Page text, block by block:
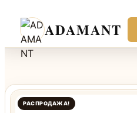
Перейти
содержимому
ADAMANT
РАСПРОДАЖА!